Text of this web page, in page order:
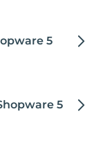
5
5